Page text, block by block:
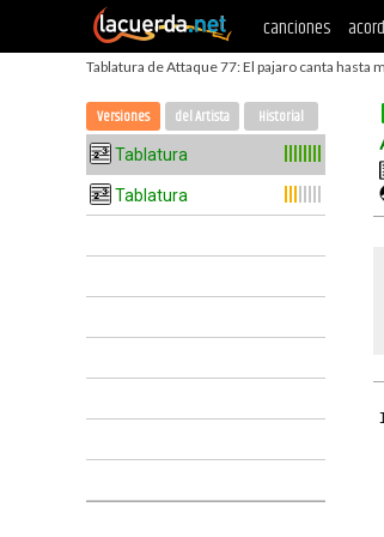
canciones
Tablatura de Attaque 77: El pajaro canta hasta
Versiones del Artista Historial
Tablatura
Tablatura